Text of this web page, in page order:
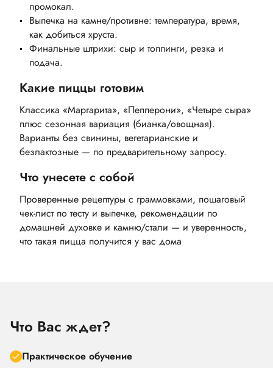
промокал.
Выпечка на камне/противне: температура, время,
как добиться хруста.
Финальные штрихи: сыр и топпинги, резка и
подача.
Какие пиццы готовим
Классика «Маргарита», «Пепперони», «Четыре сыра»
плюс сезонная вариация (бианка/овощная).
Варианты без свинины, вегетарианские и
безлактозные — по предварительному запросу.
Что унесете с собой
Проверенные рецептуры с граммовками, пошаговый
чек-лист по тесту и выпечке, рекомендации по
домашней духовке и камню/стали — и уверенность,
что такая пицца получится у вас дома
Что Вас ждет?
Практическое обучение